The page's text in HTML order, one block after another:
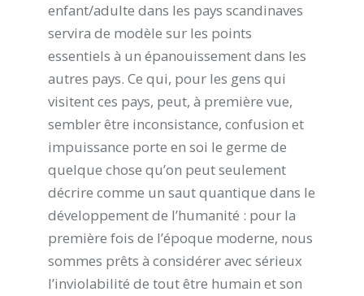
enfant/adulte dans les pays scandinaves
servira de modèle sur les points
essentiels à un épanouissement dans les
autres pays. Ce qui, pour les gens qui
visitent ces pays, peut, à première vue,
sembler être inconsistance, confusion et
impuissance porte en soi le germe de
quelque chose qu’on peut seulement
décrire comme un saut quantique dans le
développement de l’humanité : pour la
première fois de l’époque moderne, nous
sommes prêts à considérer avec sérieux
l’inviolabilité de tout être humain et son